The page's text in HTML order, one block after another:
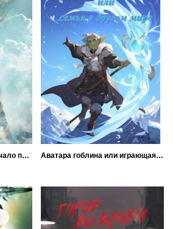
Аетарианские земли. Начало пути Аватара гоблина или играющая семья в другом мире